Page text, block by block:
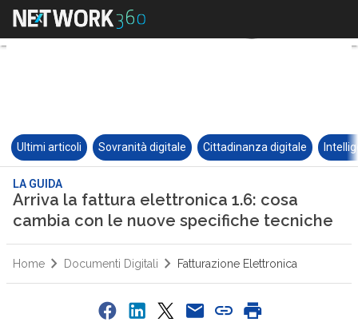
Ultimi articoli Sovranità digitale Cittadinanza digitale
LA GUIDA
Arriva la fattura elettronica 1.6: cosa
cambia con le nuove specifiche tecniche
Home Documenti Digitali Fatturazione Elettronica